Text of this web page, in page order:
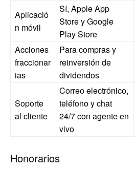
Aplicació
n móvil
Sí, Apple App
Store y Google
Play Store
Acciones
fraccionar
ias
Para compras y
reinversión de
dividendos
Soporte
al cliente
Correo electrónico,
teléfono y chat
24/7 con agente en
vivo
Honorarios